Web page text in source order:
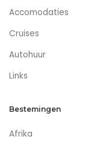
Accomodaties
Cruises
Autohuur
Links
Bestemingen
Afrika